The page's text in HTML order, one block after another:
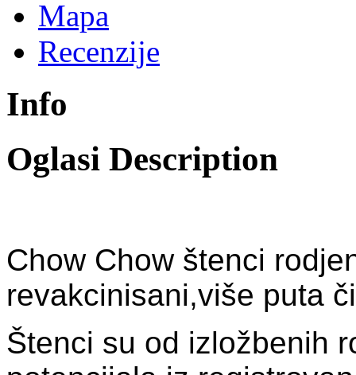
Mapa
Recenzije
Info
Oglasi Description
Chow Chow štenci
revakcinisani,više puta
Štenci su od izložbenih